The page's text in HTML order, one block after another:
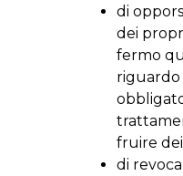
di
dei
fermo
riguardo
fruire
di